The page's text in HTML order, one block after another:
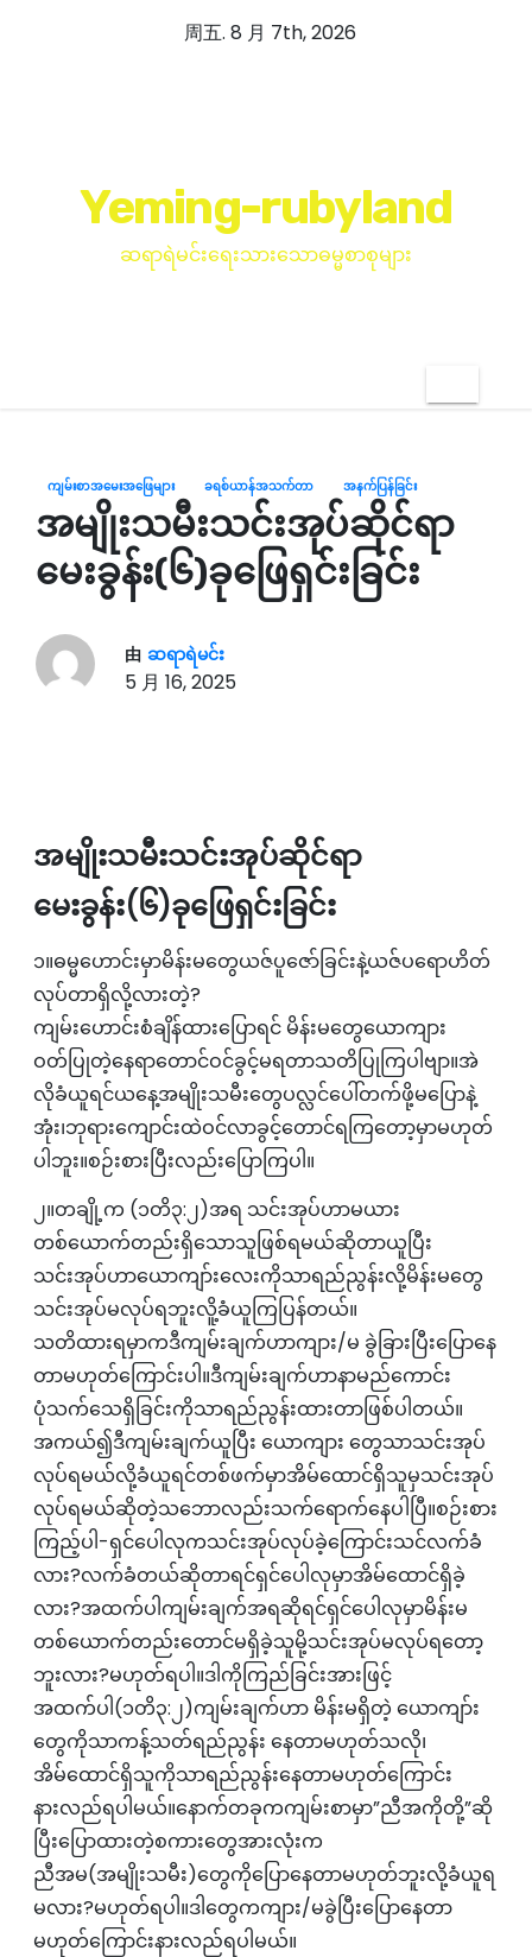
周五. 8 月 7th, 2026
Yeming-rubyland
ဆရာရဲမင်းရေးသားသောဓမ္မစာစုများ
ကျမ်းစာအမေးအဖြေများ ခရစ်ယာန်အသက်တာ အနက်ပြန်ခြင်း
အမျိုးသမီးသင်းအုပ်ဆိုင်ရာ
မေးခွန်း(၆)ခုဖြေရှင်းခြင်း
由 ဆရာရဲမင်း
5 月 16, 2025
အမျိုးသမီးသင်းအုပ်ဆိုင်ရာ
မေးခွန်း(၆)ခုဖြေရှင်းခြင်း
၁။ဓမ္မဟောင်းမှာမိန်းမတွေယဇ်ပူဇော်ခြင်းနဲ့ယဇ်ပရောဟိတ်
လုပ်တာရှိလို့လားတဲ့?
ကျမ်းဟောင်းစံချိန်ထားပြောရင် မိန်းမတွေယောကျား
ဝတ်ပြုတဲ့နေရာတောင်ဝင်ခွင့်မရတာသတိပြုကြပါဗျာ။အဲ
လိုခံယူရင်ယနေ့အမျိုးသမီး‌တွေပလ္လင်ပေါ်တက်ဖို့မ‌ပြောနဲ့
အုံး၊ဘုရားကျောင်းထဲဝင်လာခွင့်တောင်ရကြတော့မှာမဟုတ်
ပါဘူး။စဉ်းစားပြီးလည်းပြောကြပါ။
၂။တချို့က (၁တိ၃:၂)အရ သင်းအုပ်ဟာမယား
တစ်ယောက်တည်းရှိသောသူဖြစ်ရမယ်ဆိုတာယူပြီး
သင်းအုပ်ဟာယောကျာ်းလေးကိုသာရည်ညွန်းလို့မိန်းမတွေ
သင်းအုပ်မလုပ်ရဘူးလိူ့ခံယူကြပြန်တယ်။
သတိထားရမှာကဒီကျမ်းချက်ဟာကျား/မ ခွဲခြားပြီးပြောနေ
တာမဟုတ်ကြောင်းပါ။ဒီကျမ်းချက်ဟာနာမည်ကောင်း
ပုံသက်သေရှိခြင်းကိုသာရည်ညွန်းထားတာဖြစ်ပါတယ်။
အကယ်၍ဒီကျမ်းချက်ယူပြီး ယောကျား တွေသာသင်းအုပ်
လုပ်ရမယ်လို့ခံယူရင်တစ်ဖက်မှာအိမ်ထောင်ရှိသူမှသင်းအုပ်
လုပ်ရမယ်ဆိုတဲ့သဘောလည်းသက်ရောက်နေပါပြီ။စဉ်းစား
ကြည့်ပါ-ရှင်ပေါလုကသင်းအုပ်လုပ်ခဲ့ကြောင်းသင်လက်ခံ
လား?လက်ခံတယ်ဆိုတာရင်ရှင်ပေါလုမှာအိမ်ထောင်ရှိခဲ့
လား?အထက်ပါကျမ်းချက်အရဆိုရင်ရှင်ပေါလုမှာမိန်းမ
တစ်ယောက်တည်းတောင်မရှိခဲ့သူမို့သင်းအုပ်မလုပ်ရတော့
ဘူးလား?မဟုတ်ရပါ။ဒါကိုကြည်ခြင်းအားဖြင့်
အထက်ပါ(၁တိ၃:၂)ကျမ်းချက်ဟာ မိန်းမရှိတဲ့ ယောကျာ်း
တွေကိုသာကန့်သတ်ရည်ညွန်း နေတာမဟုတ်သလို၊
အိမ်ထောင်ရှိသူကိုသာရည်ညွန်းနေတာမဟုတ်ကြောင်း
နားလည်ရပါမယ်။နောက်တခုကကျမ်းစာမှာ”ညီအကိုတို့”ဆို
ပြီးပြောထားတဲ့စကားတွေအားလုံးက
ညီအမ(အမျိုးသမီး)တွေကိုပြောနေတာမဟုတ်ဘူးလို့ခံယူရ
မလား?မဟုတ်ရပါ။ဒါတွေကကျား/မခွဲပြီးပြောနေတာ
မဟုတ်ကြောင်းနားလည်ရပါမယ်။